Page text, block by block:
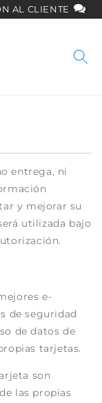
AL CLIENTE
entrega, ni
y mejorar su
utilizada bajo
e-
de seguridad
de datos de
tarjetas.
son
las propias